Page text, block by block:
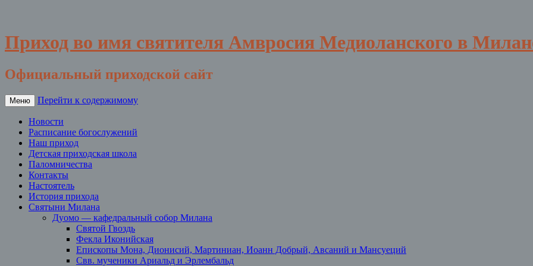
Приход во имя святителя Амвросия Медиоланского в
Официальный приходской сайт
Меню Перейти к содержимому
Новости
Расписание богослужений
Наш приход
Детская приходская школа
Паломничества
Контакты
Настоятель
История прихода
Святыни Милана
Дуомо — кафедральный собор Милана
Святой Гвоздь
Фекла Иконийская
Епископы Мона, Дионисий, Мартиниан, Иоанн Добрый, Авсаний и Мансуеций
Свв. мученики Ариальд и Эрлембальд